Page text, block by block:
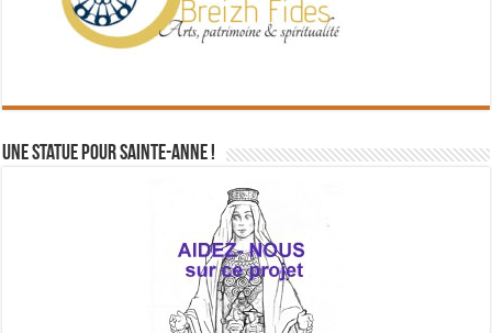
Une statue pour Sainte-Anne !